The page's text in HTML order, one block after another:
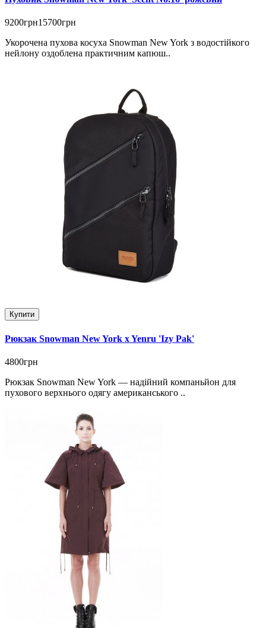
9200грн15700грн
Укорочена пухова косуха Snowman New York з водостійкого
нейлону оздоблена практичним капюш..
Купити
Рюкзак Snowman New York x Yenru 'Izy Pak'
4800грн
Рюкзак Snowman New York — надійний компаньйон для
пухового верхнього одягу американського ..